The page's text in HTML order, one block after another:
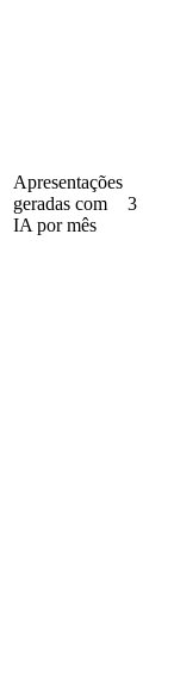
Apresentações
geradas com
IA por mês
3